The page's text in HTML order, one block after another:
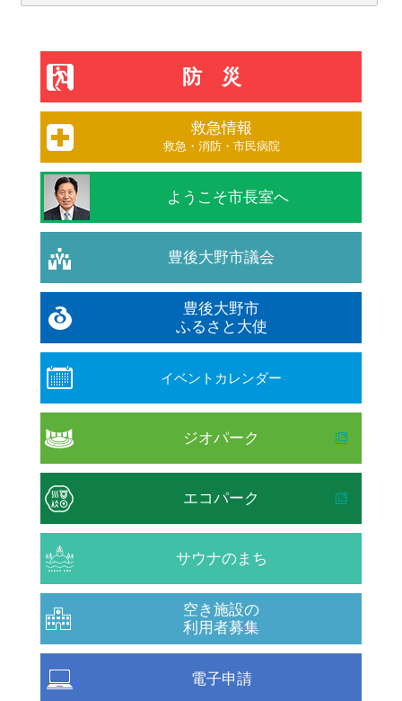
防災
救急情報
救急・消防・市民病院
ようこそ市長室へ
豊後大野市議会
豊後大野市
ふるさと大使
イベントカレンダー
ジオパーク
エコパーク
サウナのまち
空き施設の
利用者募集
電子申請